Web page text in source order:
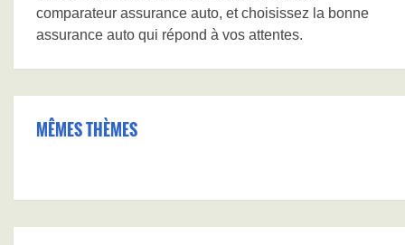
comparateur assurance auto, et choisissez la bonne
assurance auto qui répond à vos attentes.
MÊMES THÈMES